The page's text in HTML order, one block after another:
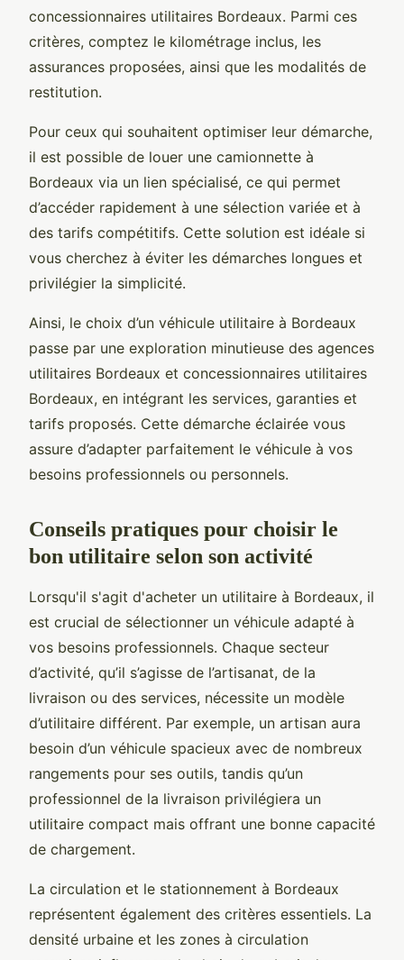
concessionnaires utilitaires Bordeaux. Parmi ces
critères, comptez le kilométrage inclus, les
assurances proposées, ainsi que les modalités de
restitution.
Pour ceux qui souhaitent optimiser leur démarche,
il est possible de louer une camionnette à
Bordeaux via un lien spécialisé, ce qui permet
d’accéder rapidement à une sélection variée et à
des tarifs compétitifs. Cette solution est idéale si
vous cherchez à éviter les démarches longues et
privilégier la simplicité.
Ainsi, le choix d’un véhicule utilitaire à Bordeaux
passe par une exploration minutieuse des agences
utilitaires Bordeaux et concessionnaires utilitaires
Bordeaux, en intégrant les services, garanties et
tarifs proposés. Cette démarche éclairée vous
assure d’adapter parfaitement le véhicule à vos
besoins professionnels ou personnels.
Conseils pratiques pour choisir le
bon utilitaire selon son activité
Lorsqu'il s'agit d'acheter un utilitaire à Bordeaux, il
est crucial de sélectionner un véhicule adapté à
vos besoins professionnels. Chaque secteur
d’activité, qu’il s’agisse de l’artisanat, de la
livraison ou des services, nécessite un modèle
d’utilitaire différent. Par exemple, un artisan aura
besoin d’un véhicule spacieux avec de nombreux
rangements pour ses outils, tandis qu’un
professionnel de la livraison privilégiera un
utilitaire compact mais offrant une bonne capacité
de chargement.
La circulation et le stationnement à Bordeaux
représentent également des critères essentiels. La
densité urbaine et les zones à circulation